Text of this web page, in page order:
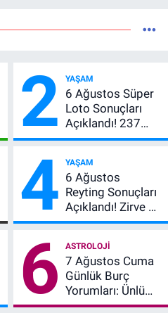
2 YAŞAM
6 Ağustos Süper
Loto Sonuçları
Açıklandı! 237
Milyon TL’lik
4 YAŞAM
6 Ağustos
Reyting Sonuçları
Açıklandı! Zirve El
Değiştirdi:
MasterChef'i
Geride Bıraktı
6 ASTROLOJI
7 Ağustos Cuma
Günlük Burç
Yorumları: Ünlü
Astrologlara Göre